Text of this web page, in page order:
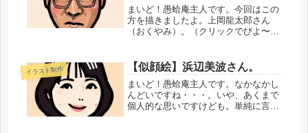
まいど！愚蛤庵主人です。今回はこの
方を描きましたよ。上岡龍太郎さん
（おくやみ）。（クリックでびよ〜
TV」と「ナイトスクープ」でした。
彼はカッコよかったですよ、すごく。
いろん...
イラスト制作 【似顔絵】浜辺美波さん。
まいど！愚蛤庵主人です。なかなかし
んどいですね・・・。いや、あくまで
個人的な思いですけども。単純に言え